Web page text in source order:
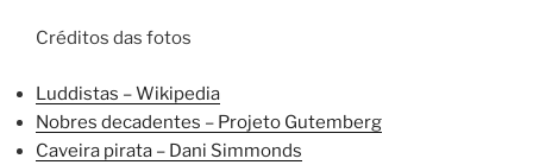
Créditos das fotos
Luddistas – Wikipedia
Nobres decadentes – Projeto Gutemberg
Caveira pirata – Dani Simmonds